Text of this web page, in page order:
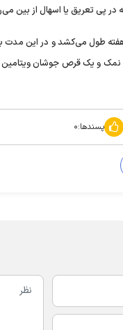
در پی تعریق یا اسهال از بین
طول می‌کشد و در این مدت
پسندها:۰